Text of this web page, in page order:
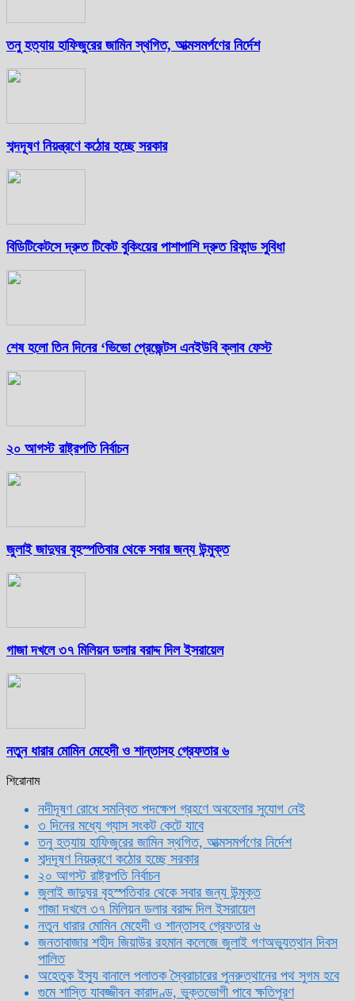
তনু হত্যায় হাফিজুরের জামিন স্থগিত, আত্মসমর্পণের নির্দেশ
শব্দদূষণ নিয়ন্ত্রণে কঠোর হচ্ছে সরকার
বিডিটিকেটসে দ্রুত টিকেট বুকিংয়ের পাশাপাশি দ্রুত রিফান্ড সুবিধা
শেষ হলো তিন দিনের ‘ভিভো প্রেজেন্টস এনইউবি ক্লাব ফেস্ট
২০ আগস্ট রাষ্ট্রপতি নির্বাচন
জুলাই জাদুঘর বৃহস্পতিবার থেকে সবার জন্য উন্মুক্ত
গাজা দখলে ৩৭ মিলিয়ন ডলার বরাদ্দ দিল ইসরায়েল
নতুন ধারার মোমিন মেহেদী ও শান্তাসহ গ্রেফতার ৬
শিরোনাম
নদীদূষণ রোধে সমন্বিত পদক্ষেপ গ্রহণে অবহেলার সুযোগ নেই
৩ দিনের মধ্যে গ্যাস সংকট কেটে যাবে
তনু হত্যায় হাফিজুরের জামিন স্থগিত, আত্মসমর্পণের নির্দেশ
শব্দদূষণ নিয়ন্ত্রণে কঠোর হচ্ছে সরকার
২০ আগস্ট রাষ্ট্রপতি নির্বাচন
জুলাই জাদুঘর বৃহস্পতিবার থেকে সবার জন্য উন্মুক্ত
গাজা দখলে ৩৭ মিলিয়ন ডলার বরাদ্দ দিল ইসরায়েল
নতুন ধারার মোমিন মেহেদী ও শান্তাসহ গ্রেফতার ৬
জনতাবাজার শহীদ জিয়াউর রহমান কলেজে জুলাই গণঅভ্যুত্থান দিবস
পালিত
অহেতুক ইস্যু বানালে পলাতক স্বৈরাচারের পুনরুত্থানের পথ সুগম হবে
গুমে শাস্তি যাবজ্জীবন কারাদণ্ড, ভুক্তভোগী পাবে ক্ষতিপূরণ